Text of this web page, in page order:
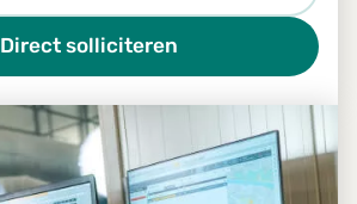
Direct solliciteren